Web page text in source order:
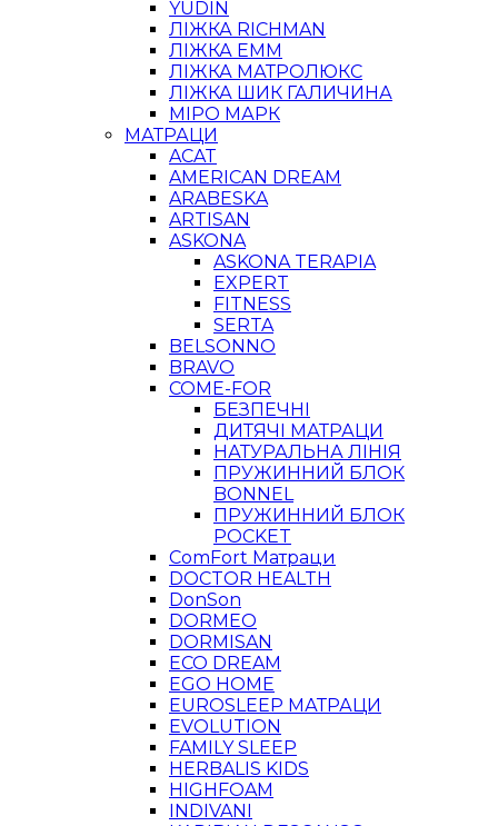
YUDIN
ЛІЖКА RICHMAN
ЛІЖКА ЕММ
ЛІЖКА МАТРОЛЮКС
ЛІЖКА ШИК ГАЛИЧИНА
МІРО МАРК
МАТРАЦИ
ACAT
AMERICAN DREAM
ARABESKA
ARTISAN
ASKONA
ASKONA TERAPIA
EXPERT
FITNESS
SERTA
BELSONNO
BRAVO
COME-FOR
БЕЗПЕЧНІ
ДИТЯЧІ МАТРАЦИ
НАТУРАЛЬНА ЛІНІЯ
ПРУЖИННИЙ БЛОК
BONNEL
ПРУЖИННИЙ БЛОК
POCKET
ComFort Матраци
DOCTOR HEALTH
DonSon
DORMEO
DORMISAN
ECO DREAM
EGO HOME
EUROSLEEP МАТРАЦИ
EVOLUTION
FAMILY SLEEP
HERBALIS KIDS
HIGHFOAM
INDIVANI